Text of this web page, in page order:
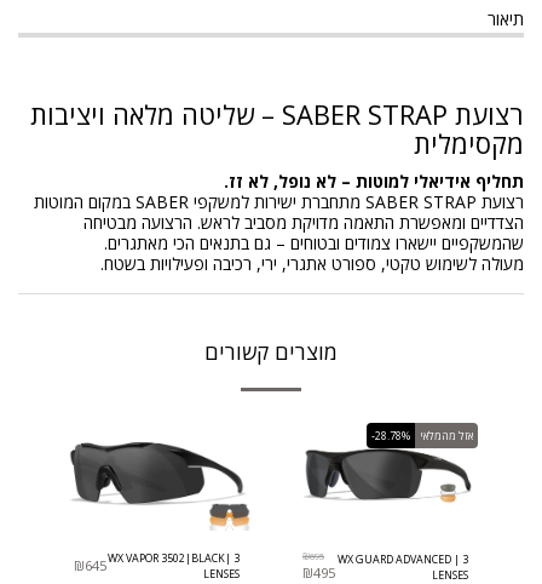
תיאור
רצועת SABER STRAP – שליטה מלאה ויציבות
מקסימלית
תחליף אידיאלי למוטות – לא נופל, לא זז.
רצועת SABER STRAP מתחברת ישירות למשקפי SABER במקום המוטות
הצדדיים ומאפשרת התאמה מדויקת מסביב לראש. הרצועה מבטיחה
שהמשקפיים יישארו צמודים ובטוחים – גם בתנאים הכי מאתגרים.
מעולה לשימוש טקטי, ספורט אתגרי, ירי, רכיבה ופעילויות בשטח.
מוצרים קשורים
אזל מהמלאי -28.78%
WX GUARD ADVANCED | 3
LENSES
₪695
₪495
WX VAPOR 3502|BLACK| 3
LENSES
₪645